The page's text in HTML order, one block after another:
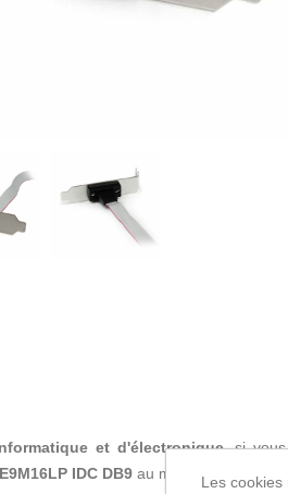
et d'électronique, si
IDC DB9 au meilleur prix.
Les